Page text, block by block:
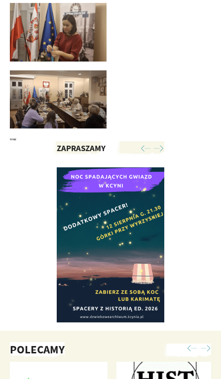
Wróć
ZAPRASZAMY
POLECAMY